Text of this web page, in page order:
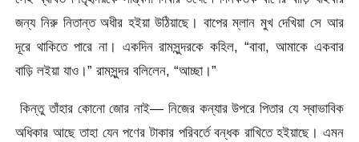
জন্য নিরু নিতান্ত অধীর হইয়া উঠিয়াছে। বাপের ম্লান মুখ দেখিয়া সে আর
দূরে থাকিতে পারে না। একদিন রামসুন্দরকে কহিল, “বাবা, আমাকে একবার
বাড়ি লইয়া যাও।” রামসুন্দর বলিলেন, “আচ্ছা।”
কিন্তু তাঁহার কোনো জোর নাই— নিজের কন্যার উপরে পিতার যে স্বাভাবিক
অধিকার আছে তাহা যেন পণের টাকার পরিবর্তে বন্ধক রাখিতে হইয়াছে। এমন